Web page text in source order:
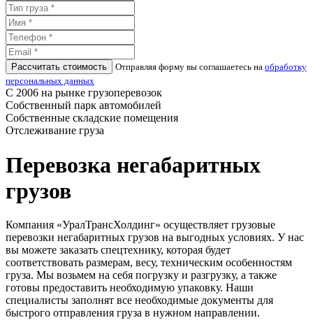
Рассчитать стоимость Отправляя форму вы соглашаетесь на обработку
персональных данных
С 2006 на рынке грузоперевозок
Собственный парк автомобилей
Собственные складские помещения
Отслеживание груза
Перевозка негабаритных
грузов
Компания «УралТрансХолдинг» осуществляет грузовые
перевозки негабаритных грузов на выгодных условиях. У нас
вы можете заказать спецтехнику, которая будет
соответствовать размерам, весу, техническим особенностям
груза. Мы возьмем на себя погрузку и разгрузку, а также
готовы предоставить необходимую упаковку. Наши
специалисты заполнят все необходимые документы для
быстрого отправления груза в нужном направлении.